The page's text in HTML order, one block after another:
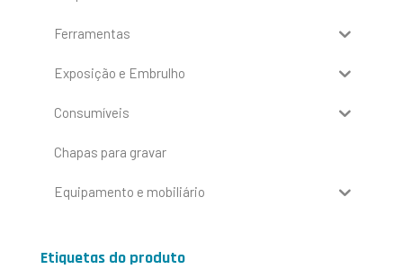
Ferramentas
Exposição e Embrulho
Consumíveis
Chapas para gravar
Equipamento e mobiliário
Etiquetas do produto